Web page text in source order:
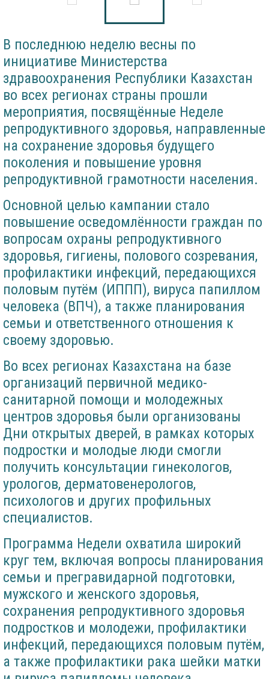
В последнюю неделю весны по
инициативе Министерства
здравоохранения Республики Казахстан
во всех регионах страны прошли
мероприятия, посвящённые Неделе
репродуктивного здоровья, направленные
на сохранение здоровья будущего
поколения и повышение уровня
репродуктивной грамотности населения.
Основной целью кампании стало
повышение осведомлённости граждан по
вопросам охраны репродуктивного
здоровья, гигиены, полового созревания,
профилактики инфекций, передающихся
половым путём (ИППП), вируса папиллом
человека (ВПЧ), а также планирования
семьи и ответственного отношения к
своему здоровью.
Во всех регионах Казахстана на базе
организаций первичной медико-
санитарной помощи и молодежных
центров здоровья были организованы
Дни открытых дверей, в рамках которых
подростки и молодые люди смогли
получить консультации гинекологов,
урологов, дерматовенерологов,
психологов и других профильных
специалистов.
Программа Недели охватила широкий
круг тем, включая вопросы планирования
семьи и прегравидарной подготовки,
мужского и женского здоровья,
сохранения репродуктивного здоровья
подростков и молодежи, профилактики
инфекций, передающихся половым путём,
а также профилактики рака шейки матки